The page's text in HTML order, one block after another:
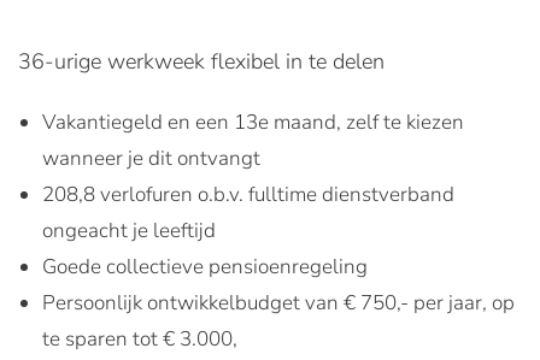
36-urige werkweek flexibel in te delen
Vakantiegeld en een 13e maand, zelf te kiezen
wanneer je dit ontvangt
208,8 verlofuren o.b.v. fulltime dienstverband
ongeacht je leeftijd
Goede collectieve pensioenregeling
Persoonlijk ontwikkelbudget van € 750,- per jaar, op
te sparen tot € 3.000,